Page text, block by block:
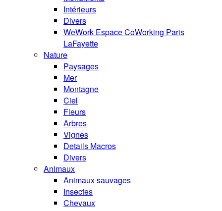
Intérieurs
Divers
WeWork Espace CoWorking Paris
LaFayette
Nature
Paysages
Mer
Montagne
Ciel
Fleurs
Arbres
Vignes
Details Macros
Divers
Animaux
Animaux sauvages
Insectes
Chevaux